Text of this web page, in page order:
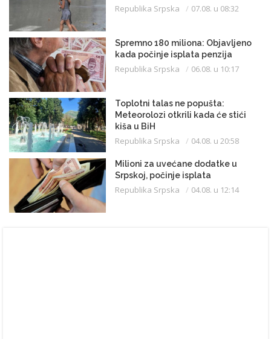
Republika Srpska 07.08. u 08:32
Spremno 180 miliona: Objavljeno
kada počinje isplata penzija
Republika Srpska 06.08. u 10:17
Toplotni talas ne popušta:
Meteorolozi otkrili kada će stići
kiša u BiH
Republika Srpska 04.08. u 20:58
Milioni za uvećane dodatke u
Srpskoj, počinje isplata
Republika Srpska 04.08. u 12:14